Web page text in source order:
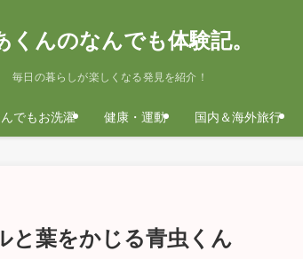
くんのなんでも体験記。
毎日の暮らしが楽しくなる発見を紹介！
でもお洗濯 健康・運動 国内＆海外旅行
と葉をかじる青虫くん